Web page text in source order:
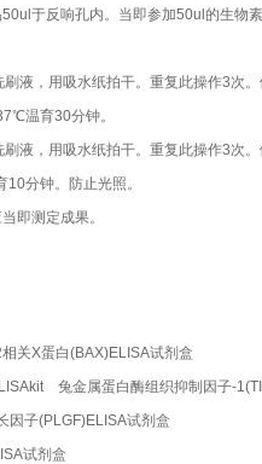
于反响孔内。当即参加50ul的生物
液，用吸水纸拍干。重复此操作3次。
温育30分钟。
液，用吸水纸拍干。重复此操作3次。
分钟。防止光照。
即测定成果。
关X蛋白(BAX)ELISA试剂盒
兔金属蛋白酶组织抑制因子-
子(PLGF)ELISA试剂盒
试剂盒